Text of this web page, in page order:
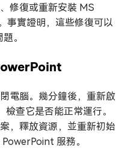
修復或重新安裝 MS
事實證明，這些修復可以
。
電腦。幾分鐘後，重新啟
查它是否能正常運行。
，釋放資源，並重新初始
服務。